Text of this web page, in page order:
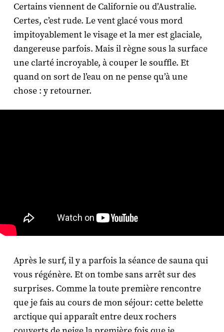
Certains viennent de Californie ou d’Australie.
Certes, c’est rude. Le vent glacé vous mord
impitoyablement le visage et la mer est glaciale,
dangereuse parfois. Mais il règne sous la surface
une clarté incroyable, à couper le souffle. Et
quand on sort de l’eau on ne pense qu’à une
chose : y retourner.
Après le surf, il y a parfois la séance de sauna qui
vous régénère. Et on tombe sans arrêt sur des
surprises. Comme la toute première rencontre
que je fais au cours de mon séjour: cette belette
arctique qui apparaît entre deux rochers